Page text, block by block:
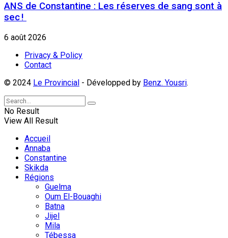
ANS de Constantine : Les réserves de sang sont à
sec !
6 août 2026
Privacy & Policy
Contact
© 2024 Le Provincial - Développed by Benz. Yousri.
No Result
View All Result
Accueil
Annaba
Constantine
Skikda
Régions
Guelma
Oum El-Bouaghi
Batna
Jijel
Mila
Tébessa